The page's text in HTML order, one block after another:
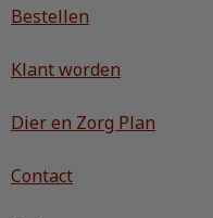
Bestellen
Klant worden
Dier en Zorg Plan
Contact